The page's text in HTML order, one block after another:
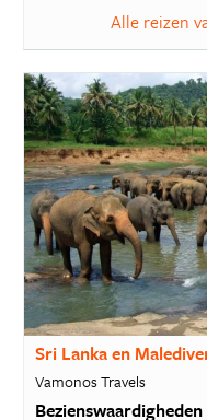
Alle reizen
Sri Lanka en
Vamonos Travels
Bezienswaardigheden